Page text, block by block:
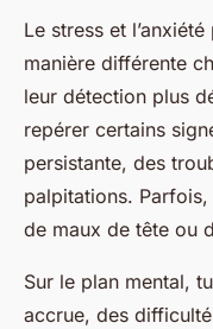
Le stress et
manière différente
leur détection plus
repérer certains
persistante, des
palpitations. Parfois,
de maux de tête ou
Sur le plan mental,
accrue, des